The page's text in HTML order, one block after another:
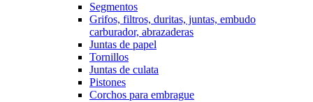
Segmentos
Grifos, filtros, duritas, juntas, embudo
carburador, abrazaderas
Juntas de papel
Tornillos
Juntas de culata
Pistones
Corchos para embrague